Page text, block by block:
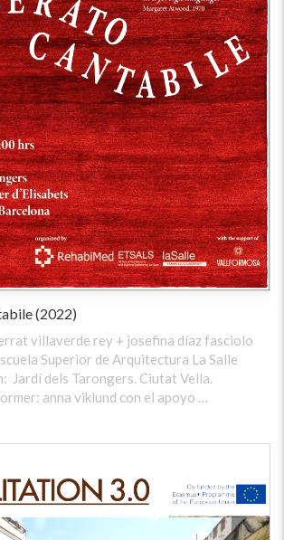
(2022)
villaverde rey + josefina díaz fasciolo
Superior de Arquitectura La Salle
Jardí dels Tarongers. Ciutat Vella.
anna viklund con el apoyo …